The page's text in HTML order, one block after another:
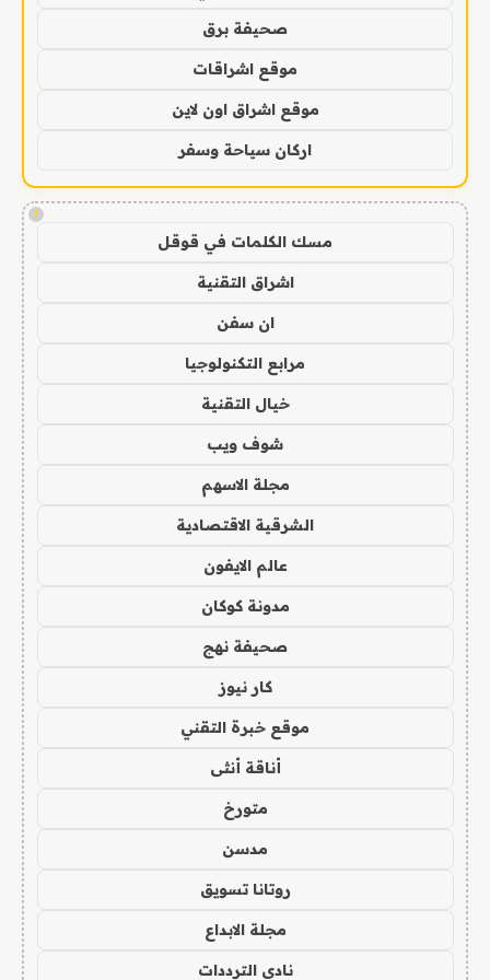
صحيفة برق
موقع اشراقات
موقع اشراق اون لاين
اركان سياحة وسفر
!
مسك الكلمات في قوقل
اشراق التقنية
ان سفن
مرابع التكنولوجيا
خيال التقنية
شوف ويب
مجلة الاسهم
الشرقية الاقتصادية
عالم الايفون
مدونة كوكان
صحيفة نهج
كار نيوز
موقع خبرة التقني
أناقة أنثى
متورخ
مدسن
روتانا تسويق
مجلة الابداع
نادي الترددات